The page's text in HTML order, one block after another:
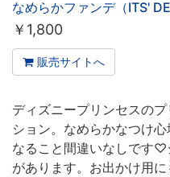
なめらかファンデ（ITS'
￥ 1,800
販売サイトへ
ディズニープリンセスの
ション。なめらかなつけ
なること間違いなしです
があります。お出かけ用